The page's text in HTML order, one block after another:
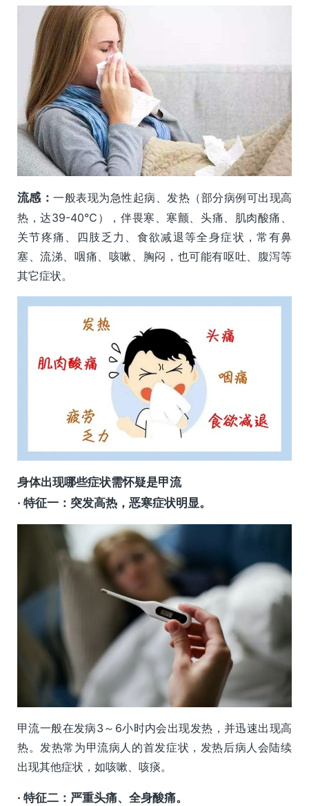
流感：一般表现为急性起病、发热（部分病例可出现高
热，达39-40℃），伴畏寒、寒颤、头痛、肌肉酸痛、
关节疼痛、四肢乏力、食欲减退等全身症状，常有鼻
塞、流涕、咽痛、咳嗽、胸闷，也可能有呕吐、腹泻等
其它症状。
身体出现哪些症状需怀疑是甲流
· 特征一：突发高热，恶寒症状明显。
甲流一般在发病3～6小时内会出现发热，并迅速出现高
热。发热常为甲流病人的首发症状，发热后病人会陆续
出现其他症状，如咳嗽、咳痰。
· 特征二：严重头痛、全身酸痛。